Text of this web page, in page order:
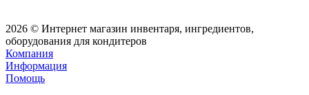
2026 © Интернет магазин инвентаря, ингредиентов,
оборудования для кондитеров
Компания
Информация
Помощь